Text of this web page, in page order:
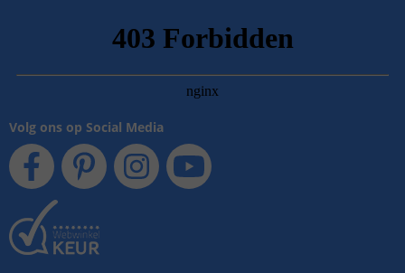
Volg ons op Social Media